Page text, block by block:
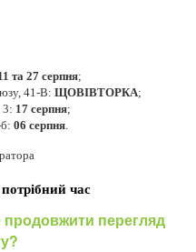
та 27 серпня;
41-В: ЩОВІВТОРКА;
3: 17 серпня;
06 серпня
час
перегляд